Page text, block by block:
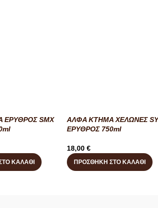
SMX
ΚΑΛΆΘΙ
ΑΛΦΑ ΚΤΗΜΑ ΧΕΛΩΝΕΣ
ΕΡΥΘΡΟΣ 750ml
18,00 €
ΠΡΟΣΘΉΚΗ ΣΤΟ ΚΑΛΆΘΙ